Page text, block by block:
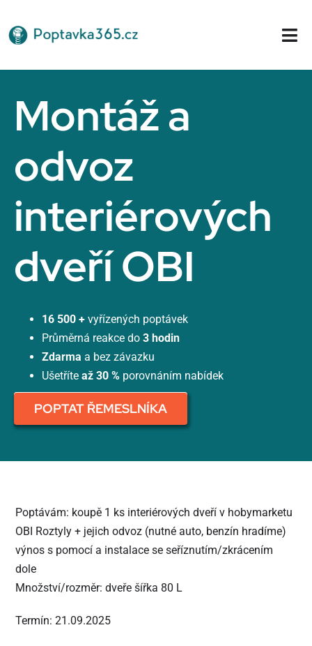
na
obsah
Montáž a
odvoz
interiérových
dveří OBI
16 500 + vyřízených poptávek
Průměrná reakce do 3 hodin
Zdarma a bez závazku
Ušetříte až 30 %porovnáním nabídek
POPTAT ŘEMESLNÍKA
Poptávám: koupě 1 ks interiérových dveří v hobymarketu
OBI Roztyly + jejich odvoz (nutné auto, benzín hradíme)
výnos s pomocí a instalace se seříznutím/zkrácením
dole
Množství/rozměr: dveře šířka 80 L
Termín: 21.09.2025